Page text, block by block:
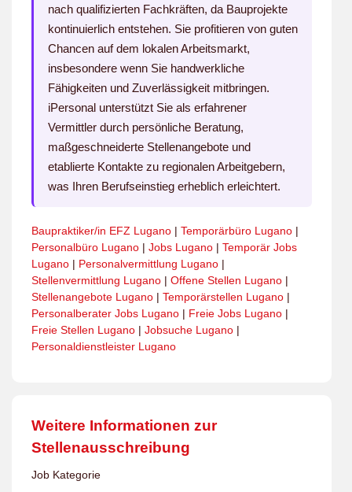
nach qualifizierten Fachkräften, da Bauprojekte
kontinuierlich entstehen. Sie profitieren von guten
Chancen auf dem lokalen Arbeitsmarkt,
insbesondere wenn Sie handwerkliche
Fähigkeiten und Zuverlässigkeit mitbringen.
iPersonal unterstützt Sie als erfahrener
Vermittler durch persönliche Beratung,
maßgeschneiderte Stellenangebote und
etablierte Kontakte zu regionalen Arbeitgebern,
was Ihren Berufseinstieg erheblich erleichtert.
Baupraktiker/in EFZ Lugano | Temporärbüro Lugano |
Personalbüro Lugano | Jobs Lugano | Temporär Jobs
Lugano | Personalvermittlung Lugano |
Stellenvermittlung Lugano | Offene Stellen Lugano |
Stellenangebote Lugano | Temporärstellen Lugano |
Personalberater Jobs Lugano | Freie Jobs Lugano |
Freie Stellen Lugano | Jobsuche Lugano |
Personaldienstleister Lugano
Weitere Informationen zur
Stellenausschreibung
Job Kategorie